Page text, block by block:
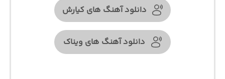
دانلود آهنگ های کیارش
دانلود آهنگ های ویناک